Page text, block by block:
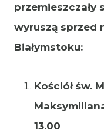
przemieszczały
wyruszą sprzed
Białymstoku:
Kościół św.
13.00